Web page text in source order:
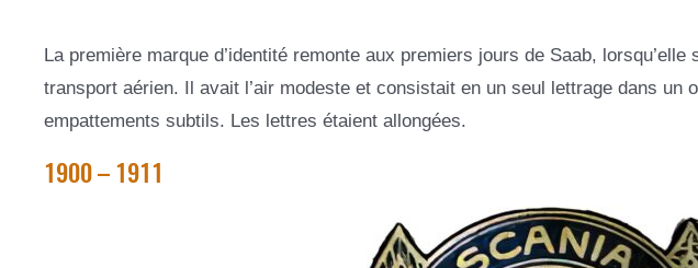
La première marque d’identité remonte aux premiers jours de Saab, lorsqu’elle
transport aérien. Il avait l’air modeste et consistait en un seul lettrage dans un
empattements subtils. Les lettres étaient allongées.
1900 – 1911